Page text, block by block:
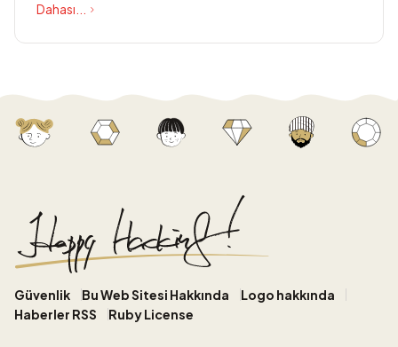
Dahası...
Güvenlik Bu Web Sitesi Hakkında
Logo hakkında
Haberler RSS
Ruby License